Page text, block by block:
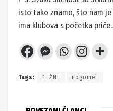
isto tako znamo, što nam
ima klubova s početka
Tags: 1. ŽNL nogomet